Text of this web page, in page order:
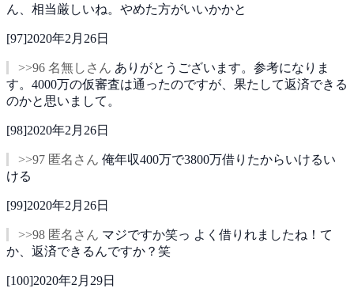
ん、相当厳しいね。やめた方がいいかかと
[97]2020年2月26日
>>96 名無しさん ありがとうございます。参考になりま
す。4000万の仮審査は通ったのですが、果たして返済できる
のかと思いまして。
[98]2020年2月26日
>>97 匿名さん 俺年収400万で3800万借りたからいけるい
ける
[99]2020年2月26日
>>98 匿名さん マジですか笑っ よく借りれましたね！て
か、返済できるんですか？笑
[100]2020年2月29日